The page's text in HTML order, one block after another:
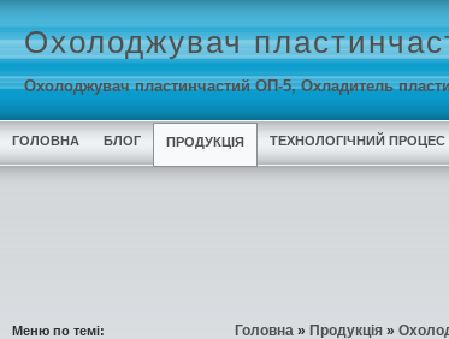
Охолоджувач
Охолоджувач пластинчастий ОП-5, Охладитель
ГОЛОВНА БЛОГ ПРОДУКЦІЯ ТЕХНОЛОГІЧНИЙ ПРОЦЕС
Меню по темі: Головна » Продукція »